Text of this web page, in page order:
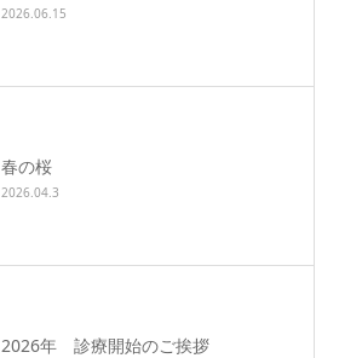
2026.06.15
春の桜
2026.04.3
2026年 診療開始のご挨拶